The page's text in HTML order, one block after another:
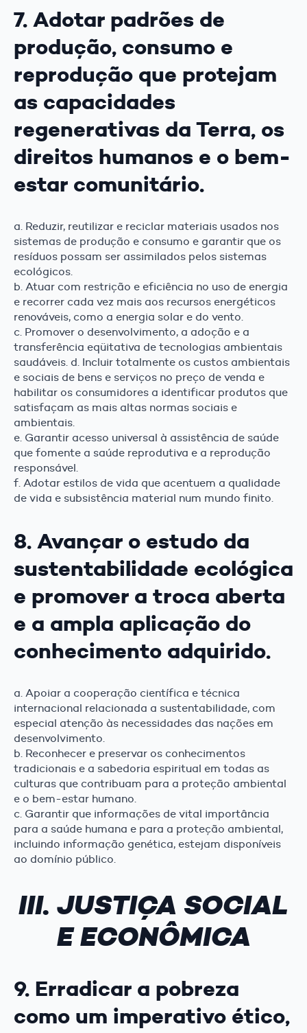
7. Adotar padrões de
produção, consumo e
reprodução que protejam
as capacidades
regenerativas da Terra, os
direitos humanos e o bem-
estar comunitário.
a. Reduzir, reutilizar e reciclar materiais usados nos
sistemas de produção e consumo e garantir que os
resíduos possam ser assimilados pelos sistemas
ecológicos.
b. Atuar com restrição e eficiência no uso de energia
e recorrer cada vez mais aos recursos energéticos
renováveis, como a energia solar e do vento.
c. Promover o desenvolvimento, a adoção e a
transferência eqüitativa de tecnologias ambientais
saudáveis. d. Incluir totalmente os custos ambientais
e sociais de bens e serviços no preço de venda e
habilitar os consumidores a identificar produtos que
satisfaçam as mais altas normas sociais e
ambientais.
e. Garantir acesso universal à assistência de saúde
que fomente a saúde reprodutiva e a reprodução
responsável.
f. Adotar estilos de vida que acentuem a qualidade
de vida e subsistência material num mundo finito.
8. Avançar o estudo da
sustentabilidade ecológica
e promover a troca aberta
e a ampla aplicação do
conhecimento adquirido.
a. Apoiar a cooperação científica e técnica
internacional relacionada a sustentabilidade, com
especial atenção às necessidades das nações em
desenvolvimento.
b. Reconhecer e preservar os conhecimentos
tradicionais e a sabedoria espiritual em todas as
culturas que contribuam para a proteção ambiental
e o bem-estar humano.
c. Garantir que informações de vital importância
para a saúde humana e para a proteção ambiental,
incluindo informação genética, estejam disponíveis
ao domínio público.
III. JUSTIÇA SOCIAL
E ECONÔMICA
9. Erradicar a pobreza
como um imperativo ético,